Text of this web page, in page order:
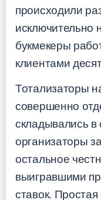
происходили
исключительно
букмекеры
клиентами
Тотализаторы
совершенно
складывались
организаторы
остальное
выигравшими
ставок.